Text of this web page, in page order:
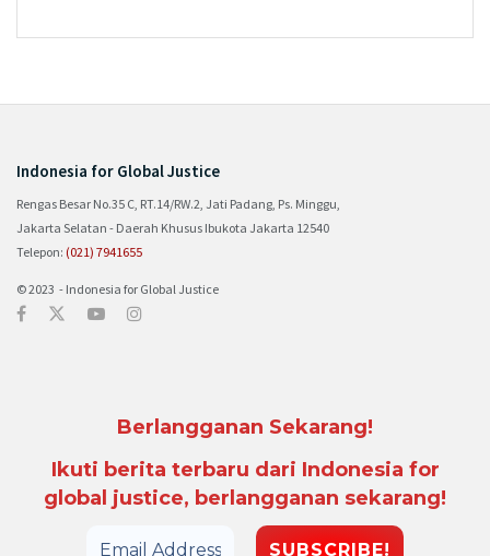
Indonesia for Global Justice
Rengas Besar No.35 C, RT.14/RW.2, Jati Padang, Ps. Minggu,
Jakarta Selatan - Daerah Khusus Ibukota Jakarta 12540
Telepon: (021) 7941655
© 2023 - Indonesia for Global Justice
Berlangganan Sekarang!
Ikuti berita terbaru dari Indonesia for
global justice, berlangganan sekarang!